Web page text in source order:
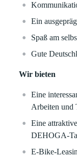
Ein
Spaß am
Gute
Wir bieten
Eine
Arbeiten und
Eine
DEHOGA-
E-Bike-